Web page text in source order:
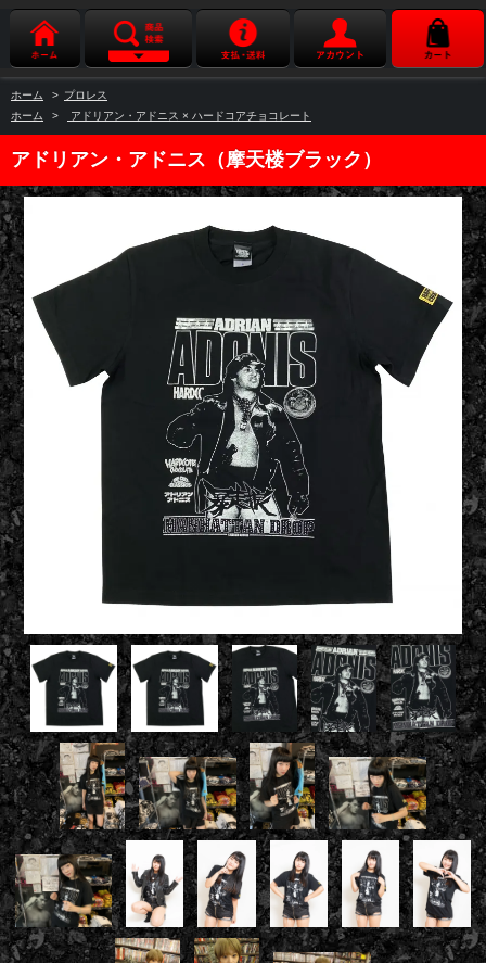
ホーム > プロレス
ホーム
> アドリアン・アドニス × ハードコアチョコレート
アドリアン・アドニス（摩天楼ブラック）